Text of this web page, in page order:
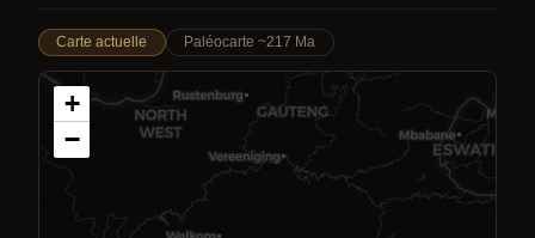
Carte actuelle Paléocarte ~217 Ma
+
−